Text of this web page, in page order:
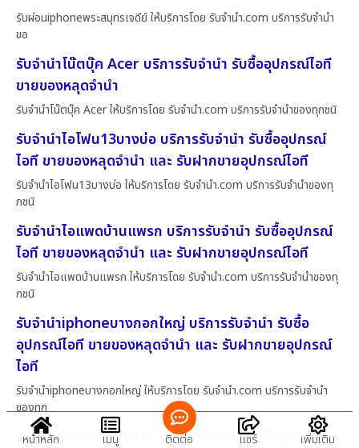
รับผ่อนiphoneพระสมุทรเจดีย์ ให้บริการโดย รับจํานํา.com บริการรับจำนำ
ขอ
รับจำนำโน๊ตบุ๊ค Acer บริการรับจำนำ รับซื้ออุปกรณ์ไอที
ขายของหลุดจำนำ
รับจำนำโน๊ตบุ๊ค Acer ให้บริการโดย รับจํานํา.com บริการรับจำนำของทุกชนิ
รับจำนำไอโฟน13บางบ่อ บริการรับจำนำ รับซื้ออุปกรณ์
ไอที ขายของหลุดจำนำ และ รับฝากขายอุปกรณ์ไอที
รับจำนำไอโฟน13บางบ่อ ให้บริการโดย รับจํานํา.com บริการรับจำนำของทุ
กชนิ
รับจำนำไอแพดบ้านแพรก บริการรับจำนำ รับซื้ออุปกรณ์
ไอที ขายของหลุดจำนำ และ รับฝากขายอุปกรณ์ไอที
รับจำนำไอแพดบ้านแพรก ให้บริการโดย รับจํานํา.com บริการรับจำนำของทุ
กชนิ
รับจำนำiphoneบางกอกใหญ่ บริการรับจำนำ รับซื้อ
อุปกรณ์ไอที ขายของหลุดจำนำ และ รับฝากขายอุปกรณ์
ไอที
รับจำนำiphoneบางกอกใหญ่ ให้บริการโดย รับจํานํา.com บริการรับจำนำ
ของทุก
รับฝากขายมือถือบ่อทอง บริการรับจำนำ รับซื้ออุปกรณ์
หน้าหลัก เมนู ติดต่อ แชร์ เพิ่มเติม